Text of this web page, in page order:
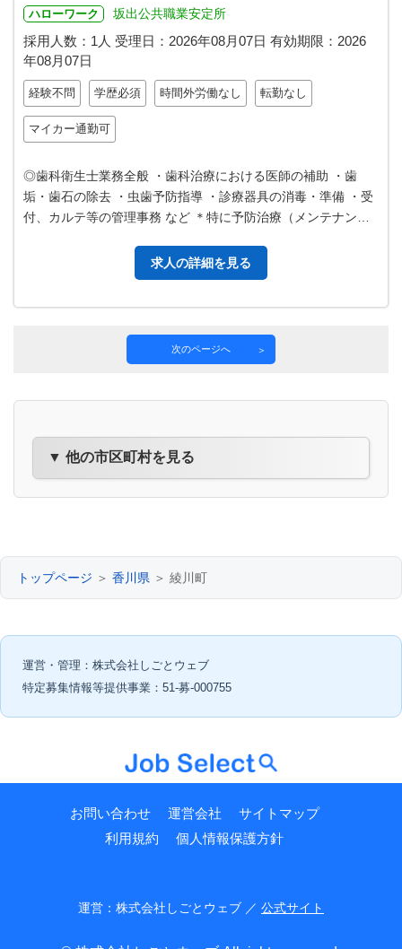
ハローワーク 坂出公共職業安定所
採用人数：1人 受理日： 2026年08月07日 有効期限： 2026
年08月07日
経験不問 学歴必須 時間外労働なし 転勤なし
マイカー通勤可
◎歯科衛生士業務全般 ・歯科治療における医師の補助 ・歯
垢・歯石の除去 ・虫歯予防指導 ・診療器具の消毒・準備 ・受
付、カルテ等の管理事務 など ＊特に予防治療（メンテナン
求人の詳細を見る
次のページへ
▼ 他の市区町村を見る
トップページ ＞ 香川県 ＞ 綾川町
運営・管理：株式会社しごとウェブ
特定募集情報等提供事業：51-募-000755
お問い合わせ 運営会社
サイトマップ
利用規約
個人情報保護方針
運営：株式会社しごとウェブ ／ 公式サイト